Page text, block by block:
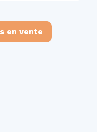
en vente